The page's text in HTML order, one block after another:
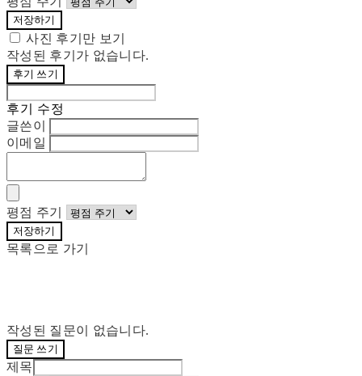
저장하기
사진 후기만 보기
작성된 후기가 없습니다.
후기 쓰기
후기 수정
글쓴이
이메일
평점 주기
저장하기
목록으로 가기
작성된 질문이 없습니다.
질문 쓰기
제목